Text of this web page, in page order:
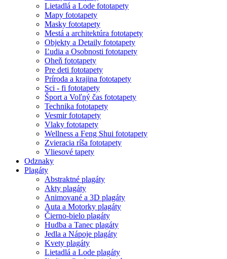
Lietadlá a Lode fototapety
Mapy fototapety
Masky fototapety
Mestá a architektúra fototapety
Objekty a Detaily fototapety
Ľudia a Osobnosti fototapety
Oheň fototapety
Pre deti fototapety
Príroda a krajina fototapety
Sci - fi fototapety
Šport a Voľný čas fototapety
Technika fototapety
Vesmir fototapety
Vlaky fototapety
Wellness a Feng Shui fototapety
Zvieracia ríša fototapety
Vliesové tapety
Odznaky
Plagáty
Abstraktné plagáty
Akty plagáty
Animované a 3D plagáty
Auta a Motorky plagáty
Čierno-bielo plagáty
Hudba a Tanec plagáty
Jedla a Nápoje plagáty
Kvety plagáty
Lietadlá a Lode plagáty